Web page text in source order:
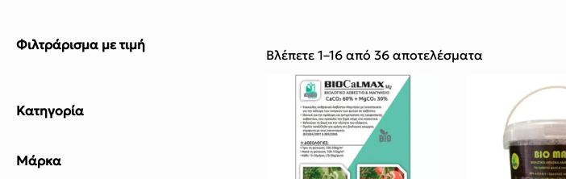
Φιλτράρισμα με τιμή
Κατηγορία
Μάρκα
Βλέπετε 1–16 από 36 αποτελέσματα